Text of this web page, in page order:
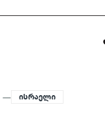
— ისრაელი